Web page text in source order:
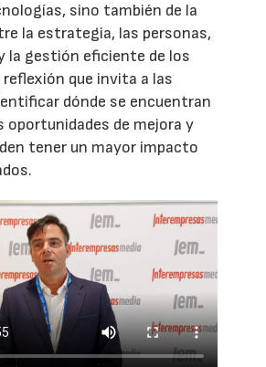
sino también de la
la estrategia, las personas,
la gestión eficiente de los
reflexión que invita a las
dónde se encuentran
oportunidades de mejora y
tener un mayor impacto